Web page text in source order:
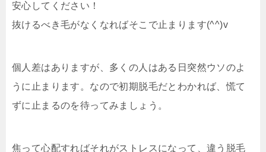
安心してください！
抜けるべき毛がなくなればそこで止まります(^^)v
個人差はありますが、多くの人はある日突然ウソのよ
うに止まります。なので初期脱毛だとわかれば、慌て
ずに止まるのを待ってみましょう。
焦って心配すればそれがストレスになって、違う脱毛